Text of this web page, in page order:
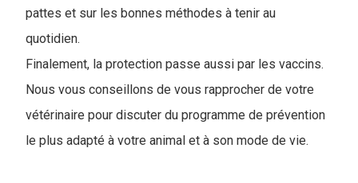
pattes et sur les bonnes méthodes à tenir au
quotidien.
Finalement, la protection passe aussi par les vaccins.
Nous vous conseillons de vous rapprocher de votre
vétérinaire pour discuter du programme de prévention
le plus adapté à votre animal et à son mode de vie.